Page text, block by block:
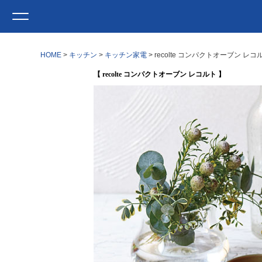
HOME キッチン キッチン家電 recolte コンパクトオーブン レコ
【 recolte コンパクトオーブン レコルト 】